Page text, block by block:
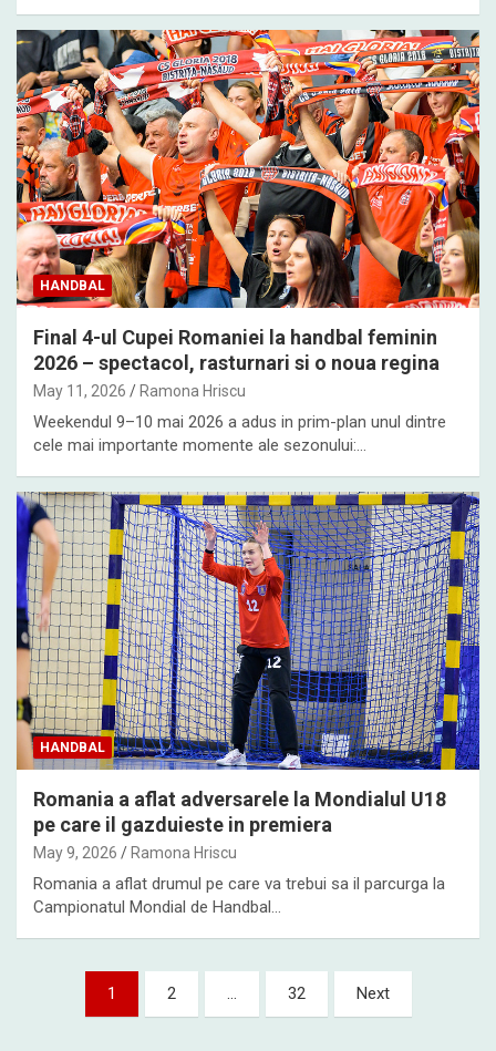
HANDBAL
Final 4-ul Cupei Romaniei la handbal feminin
2026 – spectacol, rasturnari si o noua regina
May 11, 2026 Ramona Hriscu
Weekendul 9–10 mai 2026 a adus in prim-plan unul dintre
cele mai importante momente ale sezonului:…
HANDBAL
Romania a aflat adversarele la Mondialul U18
pe care il gazduieste in premiera
May 9, 2026 Ramona Hriscu
Romania a aflat drumul pe care va trebui sa il parcurga la
Campionatul Mondial de Handbal…
pagination
1 2 … 32 Next